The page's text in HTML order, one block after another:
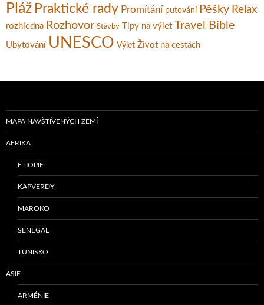
Pláž Praktické rady Promítání putování Pěšky Relax
rozhledna Rozhovor Stavby Tipy na výlet Travel Bible
Ubytování UNESCO Výlet Život na cestách
MAPA NAVŠTÍVENÝCH ZEMÍ
AFRIKA
ETIOPIE
KAPVERDY
MAROKO
SENEGAL
TUNISKO
ASIE
ARMÉNIE